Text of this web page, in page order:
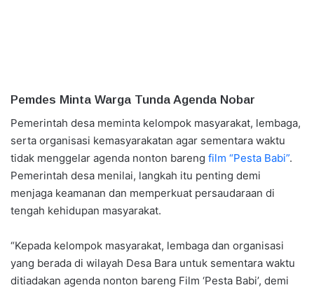
Pemdes Minta Warga Tunda Agenda Nobar
Pemerintah desa meminta kelompok masyarakat, lembaga,
serta organisasi kemasyarakatan agar sementara waktu
tidak menggelar agenda nonton bareng film “Pesta Babi”.
Pemerintah desa menilai, langkah itu penting demi
menjaga keamanan dan memperkuat persaudaraan di
tengah kehidupan masyarakat.
“Kepada kelompok masyarakat, lembaga dan organisasi
yang berada di wilayah Desa Bara untuk sementara waktu
ditiadakan agenda nonton bareng Film ‘Pesta Babi’, demi